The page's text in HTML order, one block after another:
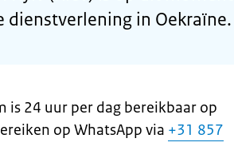
dienstverlening in Oekraïne.
is 24 uur per dag bereikbaar op
op WhatsApp via +31 857